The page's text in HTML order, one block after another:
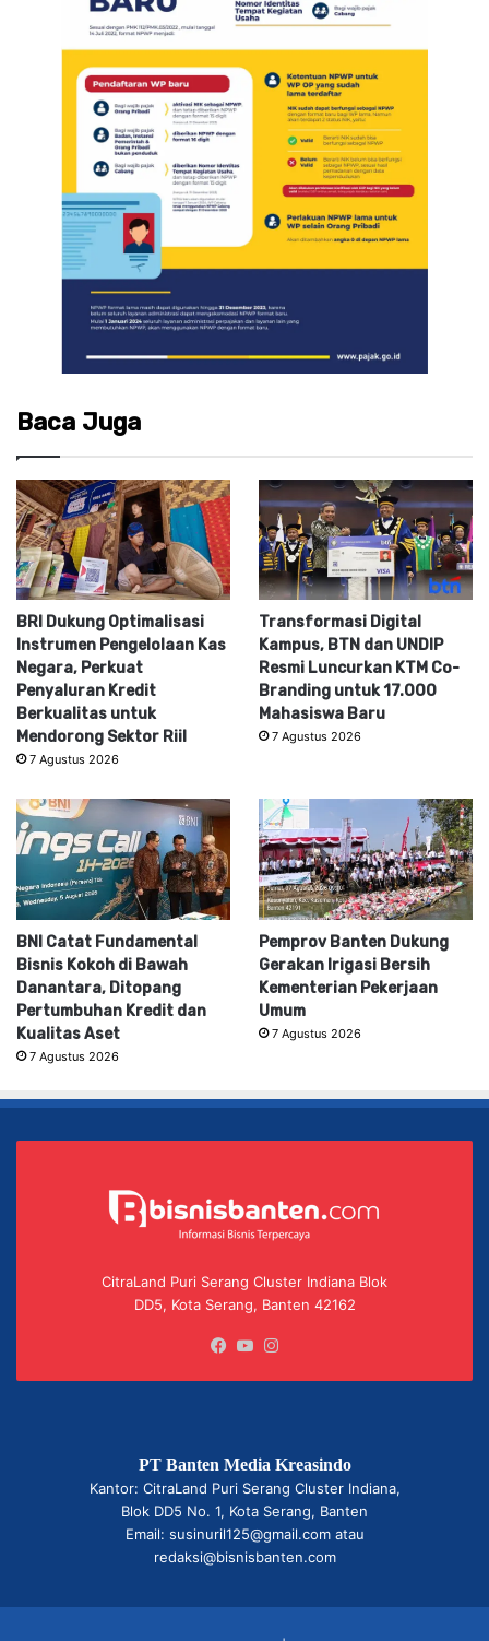
Baca Juga
BRI Dukung Optimalisasi
Instrumen Pengelolaan Kas
Negara, Perkuat
Penyaluran Kredit
Berkualitas untuk
Mendorong Sektor Riil
7 Agustus 2026
Transformasi Digital
Kampus, BTN dan UNDIP
Resmi Luncurkan KTM Co-
Branding untuk 17.000
Mahasiswa Baru
7 Agustus 2026
BNI Catat Fundamental
Bisnis Kokoh di Bawah
Danantara, Ditopang
Pertumbuhan Kredit dan
Kualitas Aset
7 Agustus 2026
Pemprov Banten Dukung
Gerakan Irigasi Bersih
Kementerian Pekerjaan
Umum
7 Agustus 2026
CitraLand Puri Serang Cluster Indiana Blok
DD5, Kota Serang, Banten 42162
Facebook
YouTube
PT Banten Media Kreasindo
Kantor: CitraLand Puri Serang Cluster Indiana,
Blok DD5 No. 1, Kota Serang, Banten
Email: susinuril125@gmail.com atau
redaksi@bisnisbanten.com